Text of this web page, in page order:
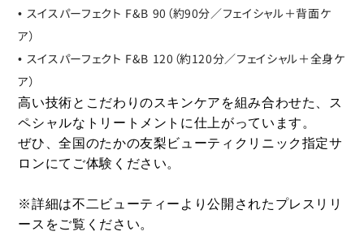
• スイスパーフェクト F&B 90（約90分／フェイシャル＋背面ケ
ア）
• スイスパーフェクト F&B 120（約120分／フェイシャル＋全身ケ
ア）
高い技術とこだわりのスキンケアを組み合わせた、ス
ペシャルなトリートメントに仕上がっています。
ぜひ、全国のたかの友梨ビューティクリニック指定サ
ロンにてご体験ください。
※詳細は不二ビューティーより公開されたプレスリリ
ースをご覧ください。